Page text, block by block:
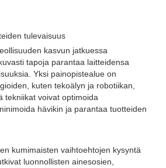
tulevaisuus
kasvun jatkuessa
tapoja parantaa laitteidensa
Yksi painopistealue on
kuten tekoälyn ja robotiikan,
tekniikat voivat optimoida
hävikin ja parantaa tuotteiden
kumimaisten vaihtoehtojen kysyntä
luonnollisten ainesosien,